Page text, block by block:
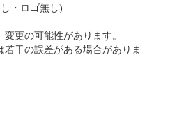
し・ロゴ無し)
更の可能性があります。
干の誤差がある場合がありま